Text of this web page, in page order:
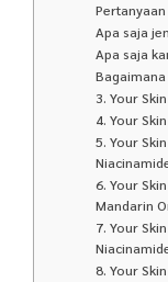
Apa saja
Apa saja
3. Your
4. Your
5. Your
6. Your
Mandarin
7. Your
8. Your